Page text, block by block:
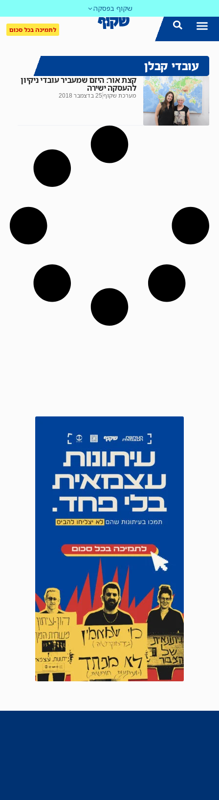
שקוף בפסקה
לתמיכה בכל סכום
עובדי קבלן
קצת אור: היזם שמעביר עובדי ניקיון
להעסקה ישירה
מערכת שקוף 25 בדצמבר 2018